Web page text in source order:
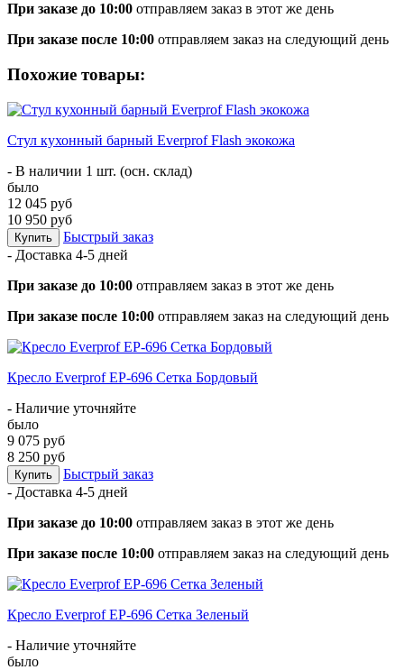
При заказе до 10:00 отправляем заказ в этот же день
При заказе после 10:00 отправляем заказ на следующий день
Похожие товары:
Стул кухонный барный Everprof Flash экокожа
- В наличии 1 шт. (осн. склад)
было
12 045 руб
10 950 руб
Купить
Быстрый заказ
- Доставка 4-5 дней
При заказе до 10:00 отправляем заказ в этот же день
При заказе после 10:00 отправляем заказ на следующий день
Кресло Everprof EP-696 Сетка Бордовый
- Наличие уточняйте
было
9 075 руб
8 250 руб
Купить
Быстрый заказ
- Доставка 4-5 дней
При заказе до 10:00 отправляем заказ в этот же день
При заказе после 10:00 отправляем заказ на следующий день
Кресло Everprof EP-696 Сетка Зеленый
- Наличие уточняйте
было